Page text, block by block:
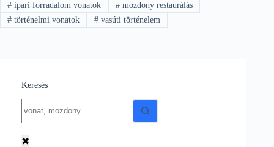
#ipari forradalom vonatok #mozdony restaurálás
#történelmi vonatok #vasúti történelem
Keresés
results
✖